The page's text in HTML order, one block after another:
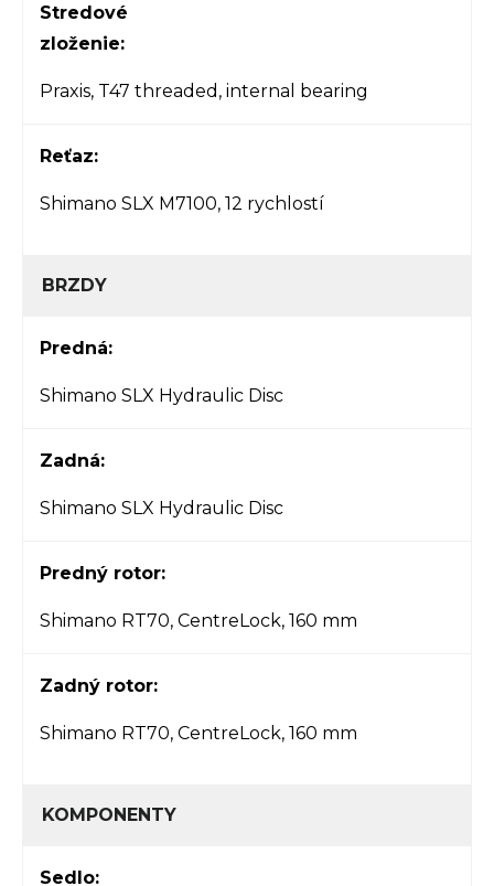
Stredové
zloženie:
Praxis, T47 threaded, internal bearing
Reťaz:
Shimano SLX M7100, 12 rychlostí
BRZDY
Predná:
Shimano SLX Hydraulic Disc
Zadná:
Shimano SLX Hydraulic Disc
Predný rotor:
Shimano RT70, CentreLock, 160 mm
Zadný rotor:
Shimano RT70, CentreLock, 160 mm
KOMPONENTY
Sedlo: